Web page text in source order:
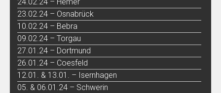
24.02.24 – Hemer
23.02.24 – Osnabrück
10.02.24 – Bebra
09.02.24 – Torgau
27.01.24 – Dortmund
26.01.24 – Coesfeld
12.01. & 13.01. – Isernhagen
05. & 06.01.24 – Schwerin